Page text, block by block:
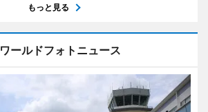
もっと見る
ワールドフォトニュース